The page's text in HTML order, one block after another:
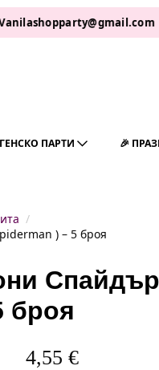
•
ПАРТИ 🎉
) – 5 броя
броя
4,55 €